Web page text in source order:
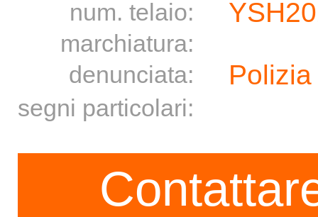
num. telaio:
marchiatura:
denunciata:
segni particolari: